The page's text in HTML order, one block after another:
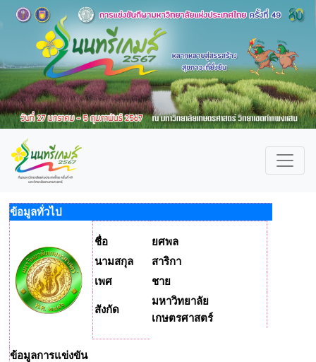
ข้อมูลทั่วไป
ชื่อ
ยศพล
นามสกุล
สาริกา
เพศ
ชาย
สังกัด
มหาวิทยาลัย
เกษตรศาสตร์
ข้อมูลการแข่งขัน